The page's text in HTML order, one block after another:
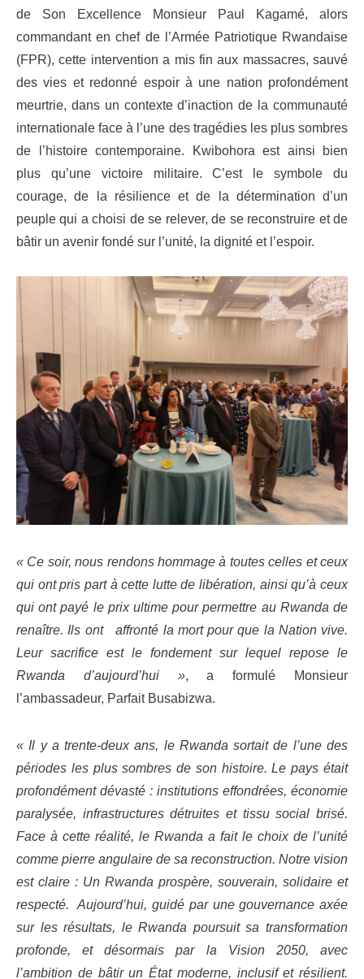
de Son Excellence Monsieur Paul Kagamé, alors
commandant en chef de l’Armée Patriotique Rwandaise
(FPR), cette intervention a mis fin aux massacres, sauvé
des vies et redonné espoir à une nation profondément
meurtrie, dans un contexte d’inaction de la communauté
internationale face à l’une des tragédies les plus sombres
de l’histoire contemporaine. Kwibohora est ainsi bien
plus qu’une victoire militaire. C’est le symbole du
courage, de la résilience et de la détermination d’un
peuple qui a choisi de se relever, de se reconstruire et de
bâtir un avenir fondé sur l’unité, la dignité et l’espoir.
« Ce soir, nous rendons hommage à toutes celles et ceux
qui ont pris part à cette lutte de libération, ainsi qu’à ceux
qui ont payé le prix ultime pour permettre au Rwanda de
renaître. Ils ont affronté la mort pour que la Nation vive.
Leur sacrifice est le fondement sur lequel repose le
Rwanda d’aujourd’hui », a formulé Monsieur
l’ambassadeur, Parfait Busabizwa.
« Il y a trente-deux ans, le Rwanda sortait de l’une des
périodes les plus sombres de son histoire. Le pays était
profondément dévasté : institutions effondrées, économie
paralysée, infrastructures détruites et tissu social brisé.
Face à cette réalité, le Rwanda a fait le choix de l’unité
comme pierre angulaire de sa reconstruction. Notre vision
est claire : Un Rwanda prospère, souverain, solidaire et
respecté. Aujourd’hui, guidé par une gouvernance axée
sur les résultats, le Rwanda poursuit sa transformation
profonde, et désormais par la Vision 2050, avec
l’ambition de bâtir un État moderne, inclusif et résilient.